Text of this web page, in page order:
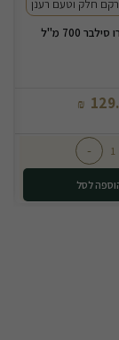
חלק וטעם רענן
700 מ"ל
₪
-
לסל